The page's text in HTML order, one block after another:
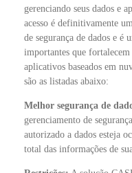
gerenciando seus dados e
acesso é definitivamente
de segurança de dados e é
importantes que
aplicativos baseados em
são as listadas abaixo:
Melhor segurança de
gerenciamento de
autorizado a dados esteja
total das informações de